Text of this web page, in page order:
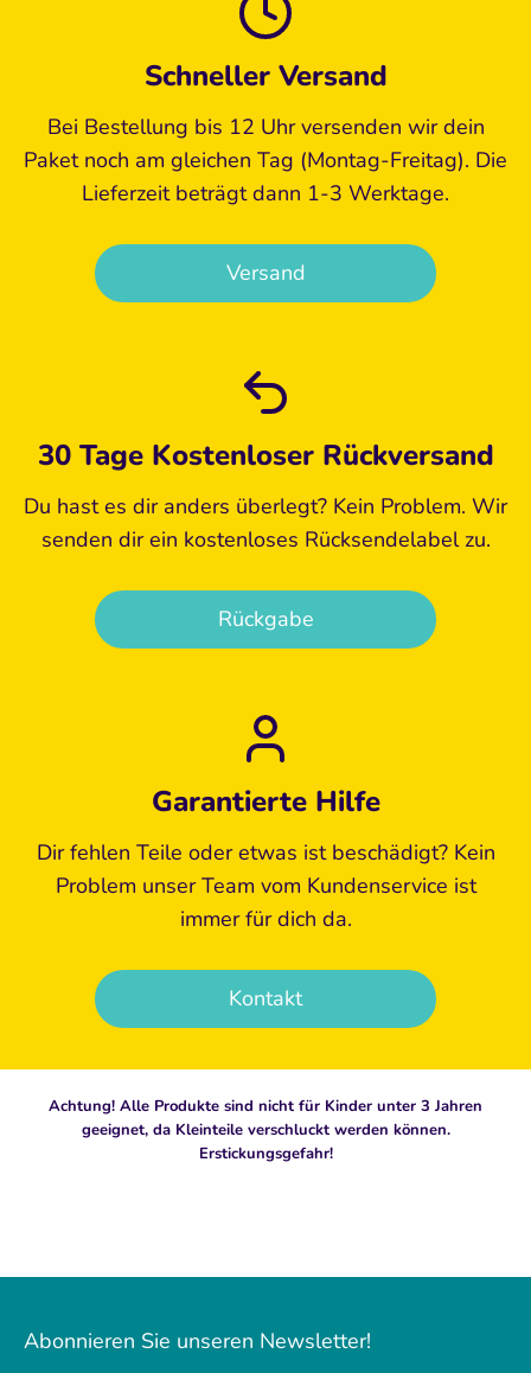
Schneller Versand
Bei Bestellung bis 12 Uhr versenden wir dein
Paket noch am gleichen Tag (Montag-Freitag). Die
Lieferzeit beträgt dann 1-3 Werktage.
Versand
30 Tage Kostenloser Rückversand
Du hast es dir anders überlegt? Kein Problem. Wir
senden dir ein kostenloses Rücksendelabel zu.
Rückgabe
Garantierte Hilfe
Dir fehlen Teile oder etwas ist beschädigt? Kein
Problem unser Team vom Kundenservice ist
immer für dich da.
Kontakt
Achtung! Alle Produkte sind nicht für Kinder unter 3 Jahren
geeignet, da Kleinteile verschluckt werden können.
Erstickungsgefahr!
Abonnieren Sie unseren Newsletter!